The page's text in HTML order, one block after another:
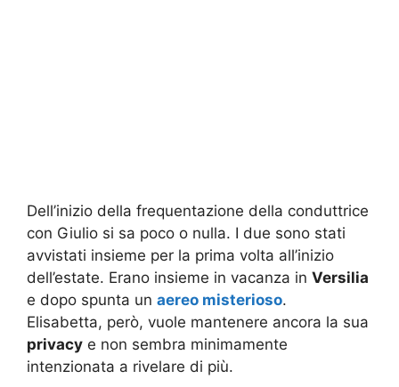
Dell’inizio della frequentazione della conduttrice
con Giulio si sa poco o nulla. I due sono stati
avvistati insieme per la prima volta all’inizio
dell’estate. Erano insieme in vacanza in Versilia
e dopo spunta un aereo misterioso.
Elisabetta, però, vuole mantenere ancora la sua
privacy e non sembra minimamente
intenzionata a rivelare di più.